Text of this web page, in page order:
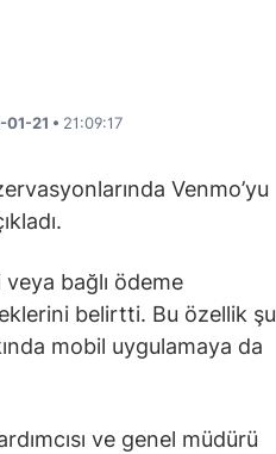
01-21 • 21:09:17
Venmo’yu
bağlı ödeme
belirtti. Bu özellik şu
mobil uygulamaya da
ve genel müdürü